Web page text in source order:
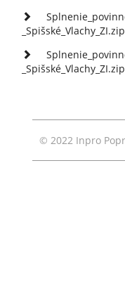
_Spišské_Vlachy_ZI.zip
_Spišské_Vlachy_ZI.zip
© 2022 Inpro